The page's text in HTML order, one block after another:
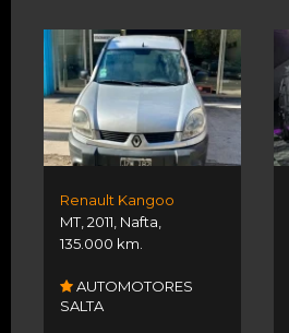
Renault Kangoo
MT,2011, Nafta,
135.000 km.
AUTOMOTORES
SALTA